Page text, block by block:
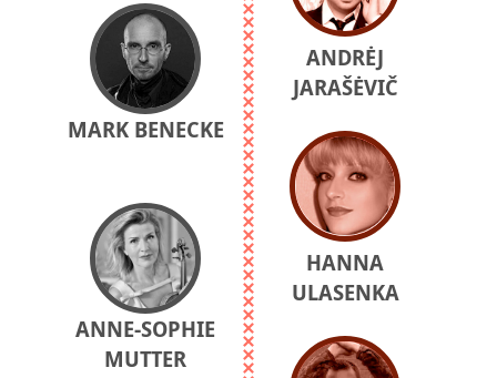
MARK BENECKE
ANNE-SOPHIE
MUTTER
ANDRĖJ
JARAŠĖVIČ
HANNA
ULASENKA